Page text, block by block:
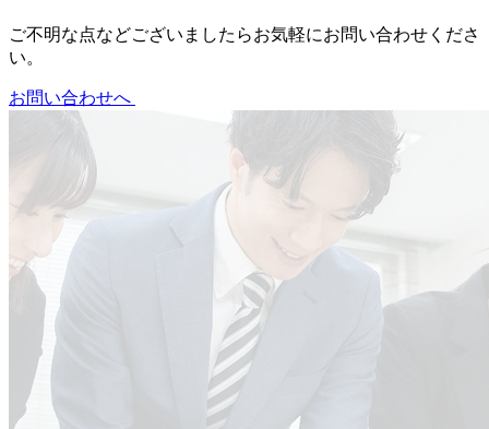
ご不明な点などございましたらお気軽にお問い合わせくださ
い。
お問い合わせへ